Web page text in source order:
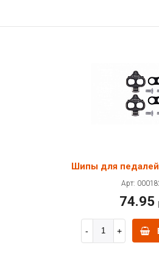
Шипы для
Арт:
74.95